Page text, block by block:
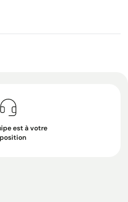
est à votre